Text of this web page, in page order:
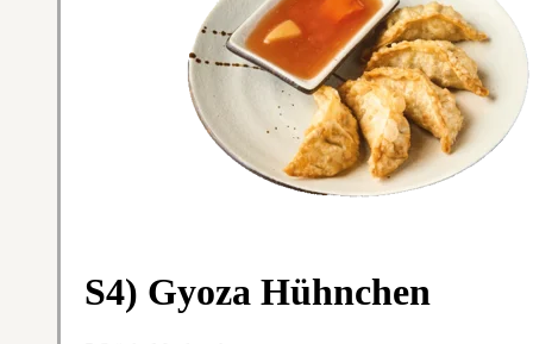
S4) Gyoza Hühnchen